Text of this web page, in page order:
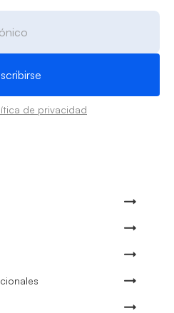
de privacidad